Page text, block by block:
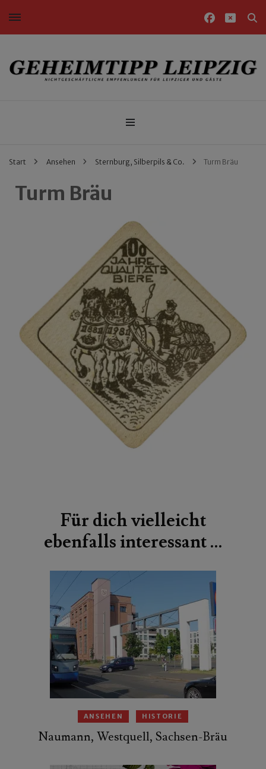
Nichtgeschäftliche Empfehlungen für Leipziger und Gäste
Start Ansehen Sternburg, Silberpils & Co. Turm Bräu
Turm Bräu
Für dich vielleicht
ebenfalls interessant …
ANSEHEN HISTORIE
Naumann, Westquell, Sachsen-Bräu